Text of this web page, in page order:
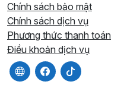
Chính sách bảo mật
Chính sách dịch vụ
Phương thức thanh toán
Điều khoản dịch vụ